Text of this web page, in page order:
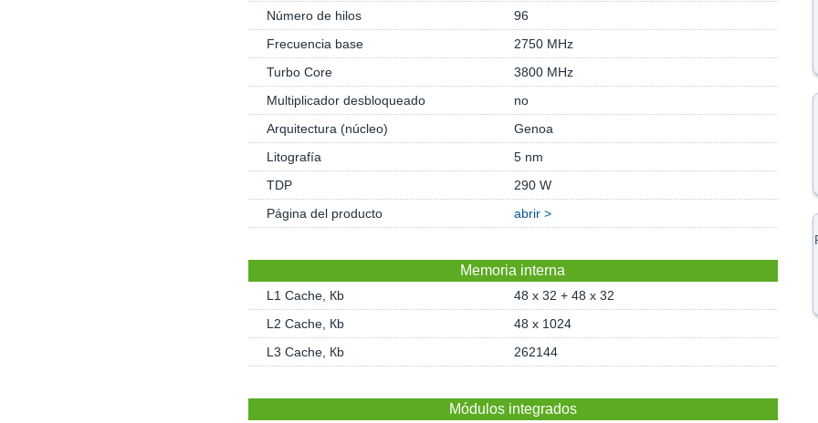
Número de hilos
96
Frecuencia base
2750 MHz
Turbo Core
3800 MHz
Multiplicador desbloqueado
no
Arquitectura (núcleo)
Genoa
Litografía
5 nm
TDP
290 W
Página del producto
abrir >
Memoria interna
L1 Cache, Кb
48 x 32 + 48 x 32
L2 Cache, Кb
48 x 1024
L3 Cache, Кb
262144
Módulos integrados